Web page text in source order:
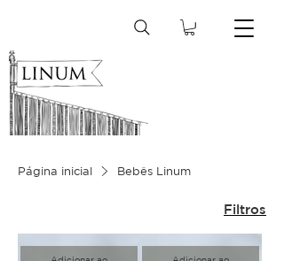
Página inicial Bebês Linum
Filtros